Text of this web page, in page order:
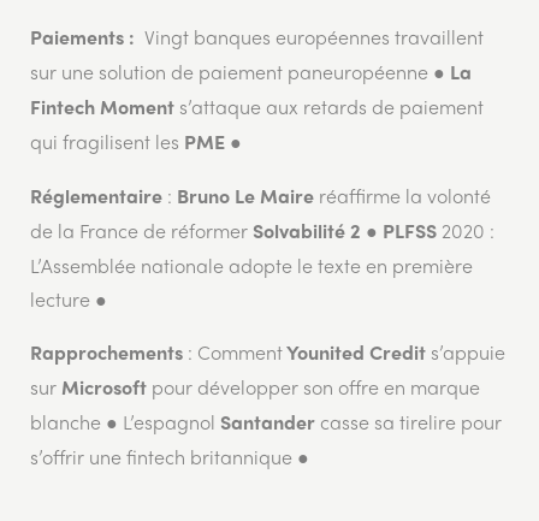
Paiements :
Vingt banques européennes travaillent
sur une solution de paiement paneuropéenne ● La
Fintech Moment s’attaque aux retards de paiement
qui fragilisent les PME ●
Réglementaire : Bruno Le Maire réaffirme la volonté
de la France de réformer Solvabilité 2 ● PLFSS 2020 :
L’Assemblée nationale adopte le texte en première
lecture ●
Rapprochements : Comment Younited Credit s’appuie
sur Microsoft pour développer son offre en marque
blanche ● L’espagnol Santander casse sa tirelire pour
s’offrir une fintech britannique ●